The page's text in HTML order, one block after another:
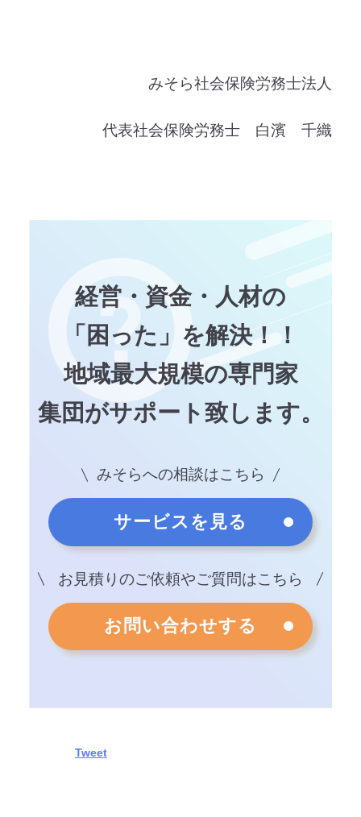
みそら社会保険労務士法人
代表社会保険労務士 白濱 千織
経営・資金・人材の
「困った」を解決！！
地域最大規模の専門家
集団がサポート致します。
みそらへの相談はこちら
サービスを見る
お見積りのご依頼やご質問はこちら
お問い合わせする
Tweet